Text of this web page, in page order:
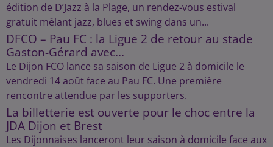
édition de D’Jazz à la Plage, un rendez-vous estival
gratuit mêlant jazz, blues et swing dans un...
DFCO – Pau FC : la Ligue 2 de retour au stade
Gaston-Gérard avec...
Le Dijon FCO lance sa saison de Ligue 2 à domicile le
vendredi 14 août face au Pau FC. Une première
rencontre attendue par les supporters.
La billetterie est ouverte pour le choc entre la
JDA Dijon et Brest
Les Dijonnaises lanceront leur saison à domicile face aux